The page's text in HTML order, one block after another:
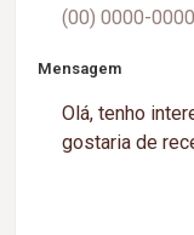
Mensagem